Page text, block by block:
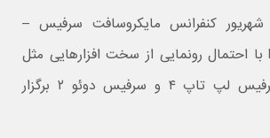
فردا چهارشنبه ۳۱ شهریور کنفرانس مایکروسافت سرفیس –
Microsoft Surface با احتمال رونمایی از سخت افزارهایی مثل
سرفیس پرو ۸، سرفیس لپ تاپ ۴ و سرفیس دوئو ۲ برگزار